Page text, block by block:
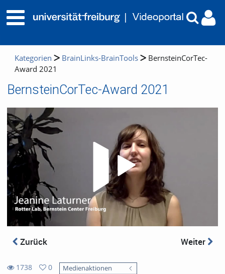
Kategorien BrainLinks-BrainTools
BernsteinCorTec-
Award 2021
BernsteinCorTec-Award 2021
Zurück Weiter
1738
0
Medienaktionen